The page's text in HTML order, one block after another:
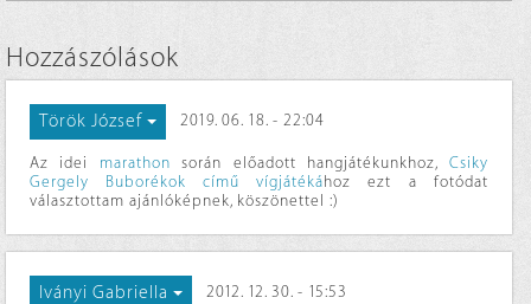
Hozzászólások
Török József 2019. 06. 18. - 22:04
Az idei marathon során előadott hangjátékunkhoz, Csiky
Gergely Buborékok című vígjátékához ezt a fotódat
választottam ajánlóképnek, köszönettel :)
Iványi Gabriella 2012. 12. 30. - 15:53